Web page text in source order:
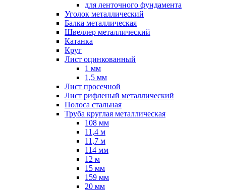
для ленточного фундамента
Уголок металлический
Балка металлическая
Швеллер металлический
Катанка
Круг
Лист оцинкованный
1 мм
1,5 мм
Лист просечной
Лист рифленый металлический
Полоса стальная
Труба круглая металлическая
108 мм
11,4 м
11,7 м
114 мм
12 м
15 мм
159 мм
20 мм